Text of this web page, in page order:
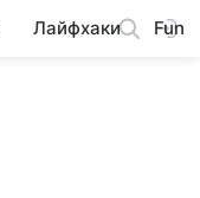
Лайфхаки Fun